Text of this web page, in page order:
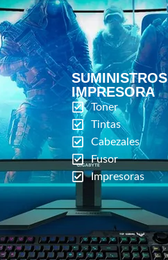
SUMINISTROS
IMPRESORA
Toner
Tintas
Cabezales
Fusor
Impresoras